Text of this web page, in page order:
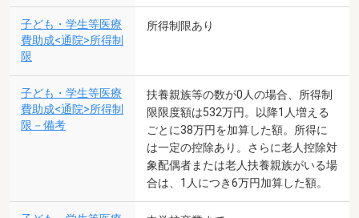
子ども・学生等医療
費助成<通院>所得制
限
所得制限あり
子ども・学生等医療
費助成<通院>所得制
限－備考
扶養親族等の数が0人の場合、所得制
限限度額は532万円。以降1人増える
ごとに38万円を加算した額。所得に
は一定の控除あり。さらに老人控除対
象配偶者または老人扶養親族がいる場
合は、1人につき6万円加算した額。